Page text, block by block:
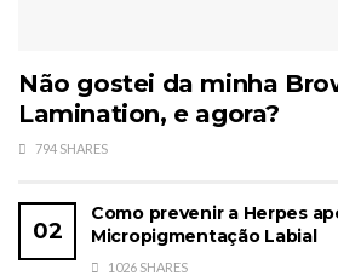
Não gostei da minha
Lamination, e agora?
794 SHARES
Como prevenir a Herpes
Micropigmentação Labial
1026 SHARES